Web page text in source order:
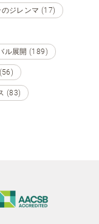
ジレンマ (17)
ル展開 (189)
(83)